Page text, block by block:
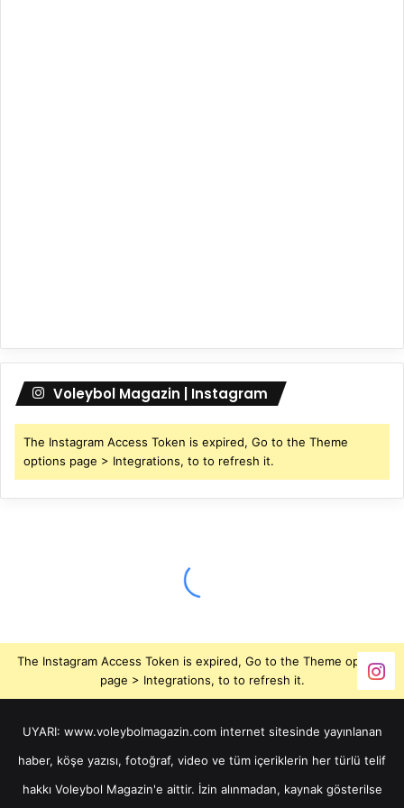
Voleybol Magazin | Instagram
The Instagram Access Token is expired, Go to the Theme
options page > Integrations, to to refresh it.
The Instagram Access Token is expired, Go to the Theme options
page > Integrations, to to refresh it.
UYARI: www.voleybolmagazin.com internet sitesinde yayınlanan
haber, köşe yazısı, fotoğraf, video ve tüm içeriklerin her türlü telif
hakkı Voleybol Magazin'e aittir. İzin alınmadan, kaynak gösterilse